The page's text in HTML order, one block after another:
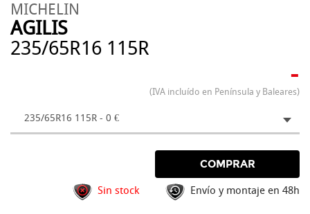
MICHELIN
AGILIS
235/65R16 115R
-
(IVA incluído en Península y Baleares)
235/65R16 115R - 0 €
COMPRAR
Sin stock Envío y montaje en 48h